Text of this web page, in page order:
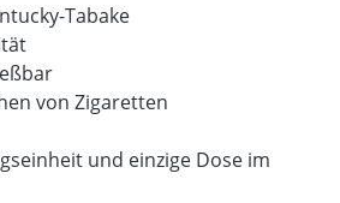
Tabake
von Zigaretten
und einzige Dose im